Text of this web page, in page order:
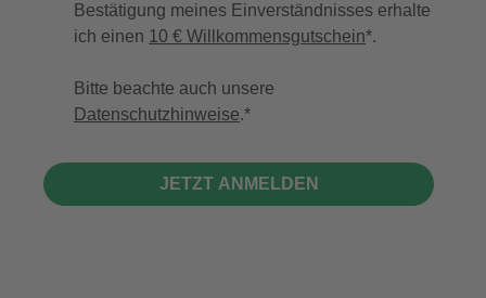
Bestätigung meines Einverständnisses erhalte
ich einen 10 € Willkommensgutschein*.
Bitte beachte auch unsere
Datenschutzhinweise.
JETZT ANMELDEN